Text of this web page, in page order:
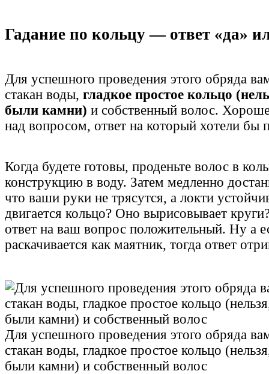
Гадание по кольцу — ответ «да»
Для успешного проведения этого обряда
стакан воды, гладкое простое кольцо
были камни) и собственный волос.
над вопросом, ответ на который хотели бы
Когда будете готовы, проденьте волос в
конструкцию в воду. Затем медленно
что ваши руки не трясутся, а локти
двигается кольцо? Оно вырисовывает
ответ на ваш вопрос положительный. Ну а
раскачивается как маятник, тогда ответ
Для успешного проведения этого обряда
стакан воды, гладкое простое кольцо
были камни) и собственный волос